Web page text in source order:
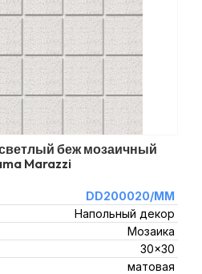
беж мозаичный
Marazzi
DD200020/MM
Напольный декор
Мозаика
30x30
матовая